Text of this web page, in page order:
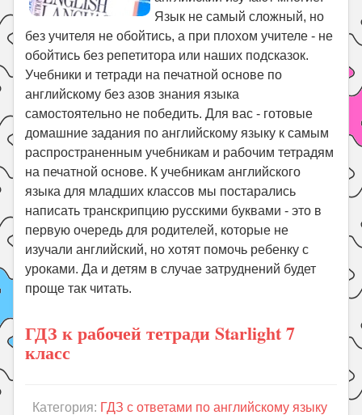
Поиск
Язык не самый сложный, но
без учителя не обойтись, а при плохом учителе - не
обойтись без репетитора или наших подсказок.
Учебники и тетради на печатной основе по
английскому без азов знания языка
самостоятельно не победить. Для вас - готовые
домашние задания по английскому языку к самым
распространенным учебникам и рабочим тетрадям
на печатной основе. К учебникам английского
языка для младших классов мы постарались
написать транскрипцию русскими буквами - это в
первую очередь для родителей, которые не
изучали английский, но хотят помочь ребенку с
уроками. Да и детям в случае затруднений будет
проще так читать.
ГДЗ к рабочей тетради Starlight 7
класс
Категория: ГДЗ с ответами по английскому языку